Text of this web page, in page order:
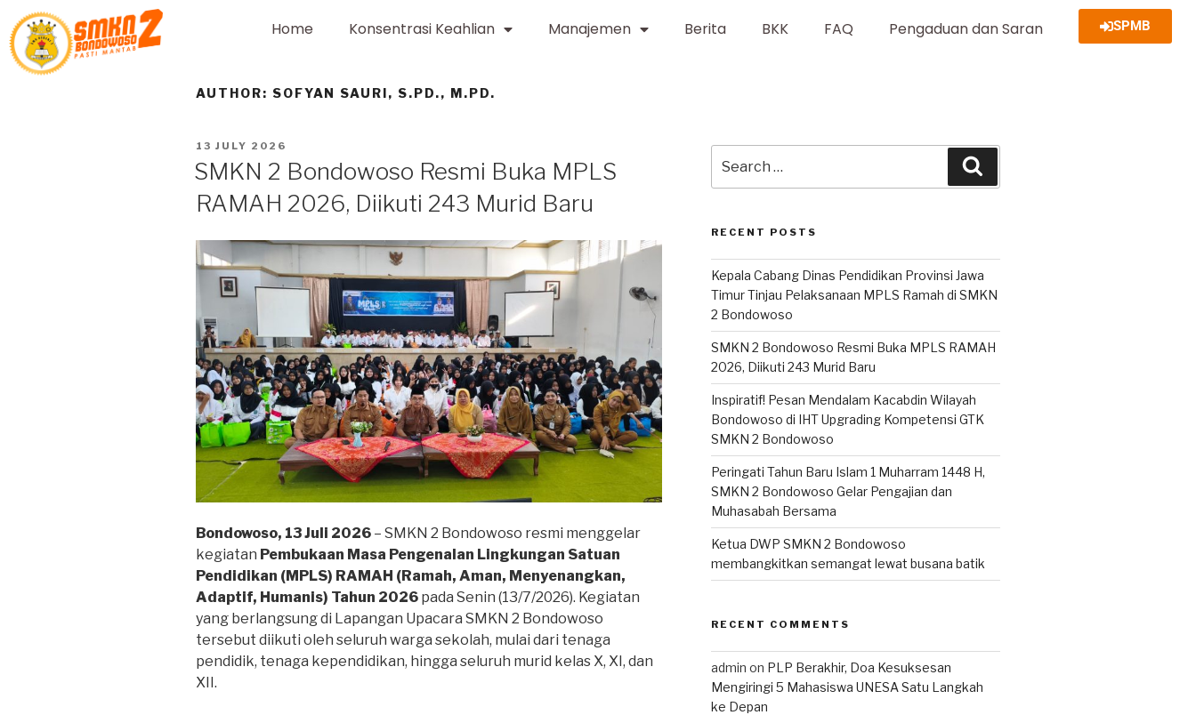
Home Konsentrasi Keahlian Manajemen Berita BKK FAQ Pengaduan dan Saran SPMB
AUTHOR: SOFYAN SAURI, S.PD., M.PD.
13 JULY 2026
SMKN 2 Bondowoso Resmi Buka MPLS
RAMAH 2026, Diikuti 243 Murid Baru
Bondowoso, 13 Juli 2026 – SMKN 2 Bondowoso resmi menggelar
kegiatan Pembukaan Masa Pengenalan Lingkungan Satuan
Pendidikan (MPLS) RAMAH (Ramah, Aman, Menyenangkan,
Adaptif, Humanis) Tahun 2026 pada Senin (13/7/2026). Kegiatan
yang berlangsung di Lapangan Upacara SMKN 2 Bondowoso
tersebut diikuti oleh seluruh warga sekolah, mulai dari tenaga
pendidik, tenaga kependidikan, hingga seluruh murid kelas X, XI, dan
XII.
RECENT POSTS
Kepala Cabang Dinas Pendidikan Provinsi Jawa
Timur Tinjau Pelaksanaan MPLS Ramah di SMKN
2 Bondowoso
SMKN 2 Bondowoso Resmi Buka MPLS RAMAH
2026, Diikuti 243 Murid Baru
Inspiratif! Pesan Mendalam Kacabdin Wilayah
Bondowoso di IHT Upgrading Kompetensi GTK
SMKN 2 Bondowoso
Peringati Tahun Baru Islam 1 Muharram 1448 H,
SMKN 2 Bondowoso Gelar Pengajian dan
Muhasabah Bersama
Ketua DWP SMKN 2 Bondowoso
membangkitkan semangat lewat busana batik
RECENT COMMENTS
admin on PLP Berakhir, Doa Kesuksesan
Mengiringi 5 Mahasiswa UNESA Satu Langkah
ke Depan